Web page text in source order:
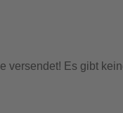
Es gibt